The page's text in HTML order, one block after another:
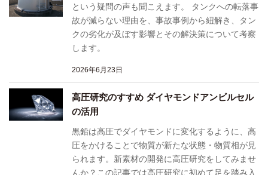
という疑問の声も聞こえます。 タンクへの転落事
故が減らない理由を、事故事例から紐解き、タン
クの劣化が及ぼす影響とその解決策について考察
します。
2026年6月23日
高圧研究のすすめ ダイヤモンドアンビルセル
の活用
黒鉛は高圧でダイヤモンドに変化するように、高
圧をかけることで物質が新たな状態・物質相が見
られます。新素材の開発に高圧研究をしてみませ
んか？この記事では高圧研究に初めて足を踏み入